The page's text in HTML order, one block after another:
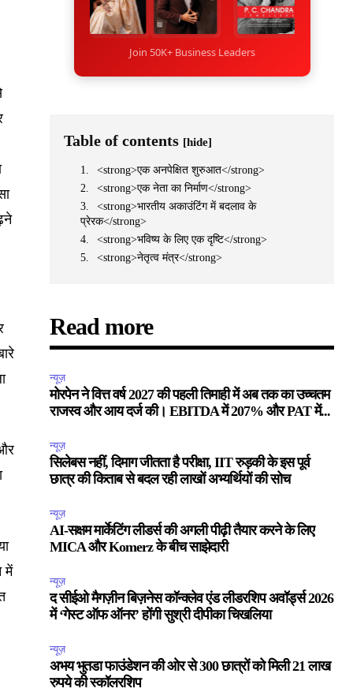
में
Join 50K+ Business Leaders
Table of contents [hide]
<strong>एक अनपेक्षित शुरुआत</strong>
<strong>एक नेता का निर्माण</strong>
<strong>भारतीय अकाउंटिंग में बदलाव के
प्रेरक</strong>
<strong>भविष्य के लिए एक दृष्टि</strong>
<strong>नेतृत्व मंत्र</strong>
Read more
न्यूज़
मोरपेन ने वित्त वर्ष 2027 की पहली तिमाही में अब तक का उच्चतम
राजस्व और आय दर्ज की। EBITDA में 207% और PAT में...
न्यूज़
सिलेबस नहीं, दिमाग जीतता है परीक्षा, IIT रुड़की के इस पूर्व
छात्र की किताब से बदल रही लाखों अभ्यर्थियों की सोच
न्यूज़
AI-सक्षम मार्केटिंग लीडर्स की अगली पीढ़ी तैयार करने के लिए
MICA और Komerz के बीच साझेदारी
न्यूज़
द सीईओ मैगज़ीन बिज़नेस कॉन्क्लेव एंड लीडरशिप अवॉर्ड्स 2026
में ‘गेस्ट ऑफ ऑनर’ होंगी सुश्री दीपीका चिखलिया
न्यूज़
अभय भुतडा फाउंडेशन की ओर से 300 छात्रों को मिली 21 लाख
रुपये की स्कॉलरशिप